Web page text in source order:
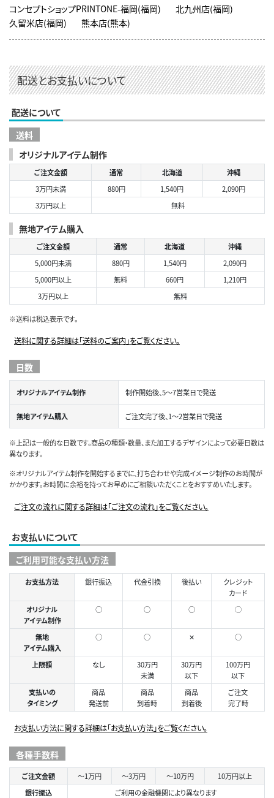
コンセプトショップPRINTONE-福岡(福岡)
北九州店(福岡)
久留米店(福岡)
熊本店(熊本)
配送とお支払いについて
配送について
送料
オリジナルアイテム制作
ご注文金額 通常 北海道
沖縄
3万円未満
880円 1,540円
2,090円
3万円以上
無料
無地アイテム購入
ご注文金額 通常 北海道
沖縄
5,000円未満
880円 1,540円
2,090円
5,000円以上
無料 660円
1,210円
3万円以上
無料
※送料は税込表示です。
送料に関する詳細は「送料のご案内」をご覧ください。
日数
オリジナルアイテム制作 制作開始後、5～7営業日で発送
無地アイテム購入 ご注文完了後、1～2営業日で発送
※上記は一般的な日数です。商品の種類・数量、また加工するデザインによって必要日数は
異なります。
※オリジナルアイテム制作を開始するまでに、打ち合わせや完成イメージ制作のお時間が
かかります。お時間に余裕を持ってお早めにご相談いただくことをおすすめいたします。
ご注文の流れに関する詳細は「ご注文の流れ」をご覧ください。
お支払いについて
ご利用可能な支払い方法
お支払方法 銀行振込 代金引換 後払い
クレジット
カード
オリジナル
アイテム制作
○ ○ ○ ◯
無地
アイテム購入
○ ○ ✕ ○
上限額 なし
30万円
未満
30万円
以下
100万円
以下
支払いの
タイミング
商品
発送前
商品
到着時
商品
到着後
ご注文
完了時
お支払い方法に関する詳細は「お支払い方法」をご覧ください。
各種手数料
ご注文金額 ～1万円 ～3万円 ～10万円
10万円以上
銀行振込
ご利用の金融機関により異なります